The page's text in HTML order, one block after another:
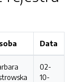
Data
02-
10-